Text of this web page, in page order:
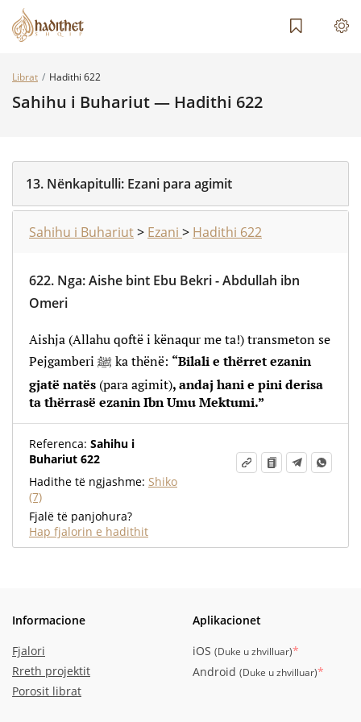
Librat Hadithi 622
Sahihu i Buhariut — Hadithi 622
13. Nënkapitulli: Ezani para agimit
Sahihu i Buhariut> Ezani > Hadithi 622
622. Nga:Aishe bint Ebu Bekri - Abdullah ibn
Omeri
Aishja (Allahu qoftë i kënaqur me ta!) transmeton se
Pejgamberi ﷺ ka thënë: “Bilali e thërret ezanin
gjatë natës (para agimit), andaj hani e pini derisa
ta thërrasë ezanin Ibn Umu Mektumi.”
Referenca: Sahihu i
Buhariut 622
Hadithe të ngjashme: Shiko
(7)
Fjalë të panjohura?
Hap fjalorin e hadithit
Informacione
Fjalori
Rreth projektit
Porosit librat
Aplikacionet
iOS (Duke u zhvilluar)*
Android (Duke u zhvilluar)*